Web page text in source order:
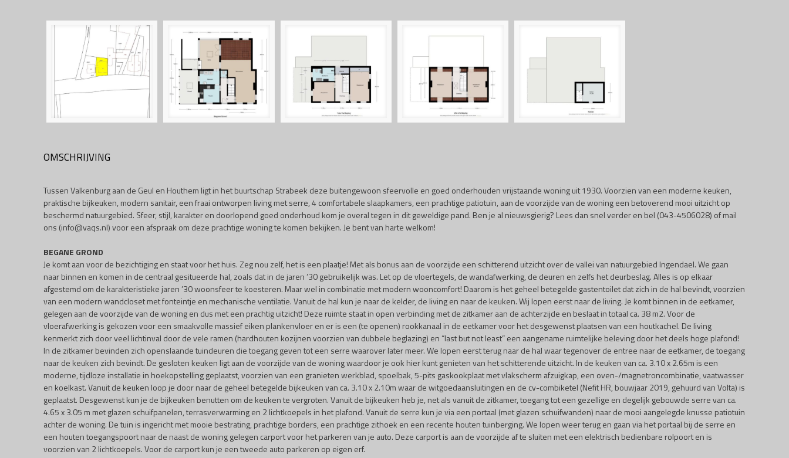
OMSCHRIJVING
Tussen Valkenburg aan de Geul en Houthem ligt in het buurtschap Strabeek deze buitengewoon sfeervolle en goed onderhouden vrijstaande woning uit 1930. Voorzien van een moderne keuken,
praktische bijkeuken, modern sanitair, een fraai ontworpen living met serre, 4 comfortabele slaapkamers, een prachtige patiotuin, aan de voorzijde van de woning een betoverend mooi uitzicht op
beschermd natuurgebied. Sfeer, stijl, karakter en doorlopend goed onderhoud kom je overal tegen in dit geweldige pand. Ben je al nieuwsgierig? Lees dan snel verder en bel (043-4506028) of mail
ons (info@vaqs.nl) voor een afspraak om deze prachtige woning te komen bekijken. Je bent van harte welkom!
BEGANE GROND
Je komt aan voor de bezichtiging en staat voor het huis. Zeg nou zelf, het is een plaatje! Met als bonus aan de voorzijde een schitterend uitzicht over de vallei van natuurgebied Ingendael. We gaan
naar binnen en komen in de centraal gesitueerde hal, zoals dat in de jaren ’30 gebruikelijk was. Let op de vloertegels, de wandafwerking, de deuren en zelfs het deurbeslag. Alles is op elkaar
afgestemd om de karakteristieke jaren ’30 woonsfeer te koesteren. Maar wel in combinatie met modern wooncomfort! Daarom is het geheel betegelde gastentoilet dat zich in de hal bevindt, voorzien
van een modern wandcloset met fonteintje en mechanische ventilatie. Vanuit de hal kun je naar de kelder, de living en naar de keuken. Wij lopen eerst naar de living. Je komt binnen in de eetkamer,
gelegen aan de voorzijde van de woning en dus met een prachtig uitzicht! Deze ruimte staat in open verbinding met de zitkamer aan de achterzijde en beslaat in totaal ca. 38 m2. Voor de
vloerafwerking is gekozen voor een smaakvolle massief eiken plankenvloer en er is een (te openen) rookkanaal in de eetkamer voor het desgewenst plaatsen van een houtkachel. De living
kenmerkt zich door veel lichtinval door de vele ramen (hardhouten kozijnen voorzien van dubbele beglazing) en “last but not least” een aangename ruimtelijke beleving door het deels hoge plafond!
In de zitkamer bevinden zich openslaande tuindeuren die toegang geven tot een serre waarover later meer. We lopen eerst terug naar de hal waar tegenover de entree naar de eetkamer, de toegang
naar de keuken zich bevindt. De gesloten keuken ligt aan de voorzijde van de woning waardoor je ook hier kunt genieten van het schitterende uitzicht. In de keuken van ca. 3.10 x 2.65m is een
moderne, tijdloze installatie in hoekopstelling geplaatst, voorzien van een granieten werkblad, spoelbak, 5-pits gaskookplaat met vlakscherm afzuigkap, een oven-/magnetroncombinatie, vaatwasser
en koelkast. Vanuit de keuken loop je door naar de geheel betegelde bijkeuken van ca. 3.10 x 2.10m waar de witgoedaansluitingen en de cv-combiketel (Nefit HR, bouwjaar 2019, gehuurd van Volta) is
geplaatst. Desgewenst kun je de bijkeuken benutten om de keuken te vergroten. Vanuit de bijkeuken heb je, net als vanuit de zitkamer, toegang tot een gezellige en degelijk gebouwde serre van ca.
4.65 x 3.05 m met glazen schuifpanelen, terrasverwarming en 2 lichtkoepels in het plafond. Vanuit de serre kun je via een portaal (met glazen schuifwanden) naar de mooi aangelegde knusse patiotuin
achter de woning. De tuin is ingericht met mooie bestrating, prachtige borders, een prachtige zithoek en een recente houten tuinberging. We lopen weer terug en gaan via het portaal bij de serre en
een houten toegangspoort naar de naast de woning gelegen carport voor het parkeren van je auto. Deze carport is aan de voorzijde af te sluiten met een elektrisch bedienbare rolpoort en is
voorzien van 2 lichtkoepels. Voor de carport kun je een tweede auto parkeren op eigen erf.